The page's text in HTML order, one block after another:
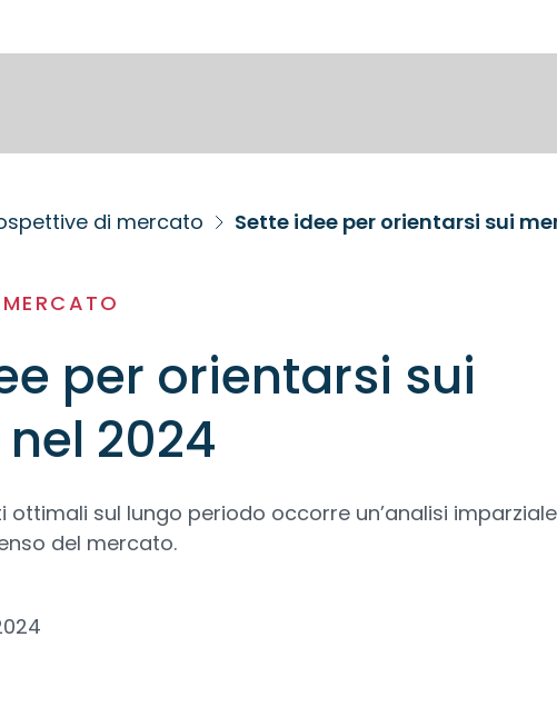
di mercato Sette idee per orientarsi sui
per orientarsi sui
2024
ottimali sul lungo periodo occorre un’analisi
del mercato.